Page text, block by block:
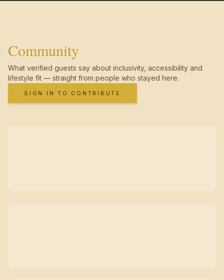
Community
What verified guests say about inclusivity, accessibility and
lifestyle fit — straight from people who stayed here.
SIGN IN TO CONTRIBUTE